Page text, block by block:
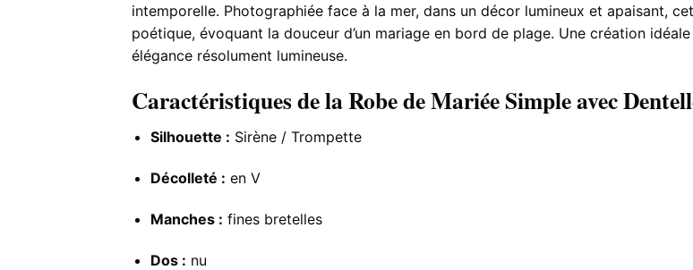
intemporelle. Photographiée face à la mer, dans un décor lumineux et apaisant,
poétique, évoquant la douceur d’un mariage en bord de plage. Une création
élégance résolument lumineuse.
Caractéristiques de la Robe de Mariée Simple avec
Silhouette : Sirène / Trompette
Décolleté : en V
Manches : fines bretelles
Dos : nu